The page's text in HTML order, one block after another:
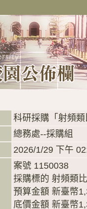
科研採購「射頻
總務處--採購組
2026/1/29 下午
案號 1150038
採購標的 射頻類
預算金額 新臺幣
底價金額 新臺幣